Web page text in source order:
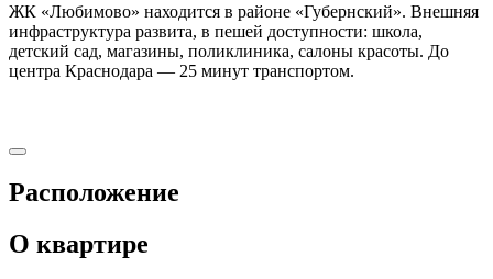
ЖК «Любимово» находится в районе «Губернский». Внешняя
инфраструктура развита, в пешей доступности: школа,
детский сад, магазины, поликлиника, салоны красоты. До
центра Краснодара — 25 минут транспортом.
Расположение
О квартире